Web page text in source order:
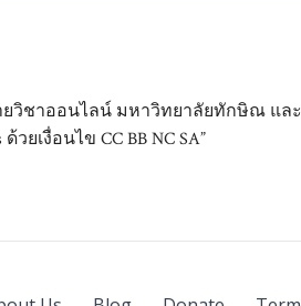
วิชาออนไลน์ มหาวิทยาลัยทักษิณ และ
เงื่อนไข CC BB NC SA”